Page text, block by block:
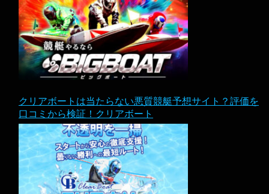
クリアボートは当たらない悪質競艇予想サイト？評価を
口コミから検証！クリアボート